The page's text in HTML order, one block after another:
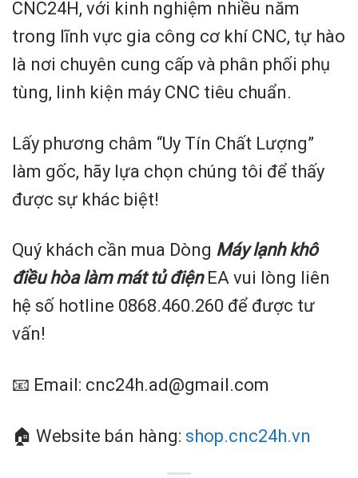
CNC24H, với kinh nghiệm nhiều năm
trong lĩnh vực gia công cơ khí CNC, tự hào
là nơi chuyên cung cấp và phân phối phụ
tùng, linh kiện máy CNC tiêu chuẩn.
Lấy phương châm “Uy Tín Chất Lượng”
làm gốc, hãy lựa chọn chúng tôi để thấy
được sự khác biệt!
Quý khách cần mua Dòng Máy lạnh khô
điều hòa làm mát tủ điện EA vui lòng liên
hệ số hotline 0868.460.260 để được tư
vấn!
📧 Email: cnc24h.ad@gmail.com
🏠 Website bán hàng: shop.cnc24h.vn